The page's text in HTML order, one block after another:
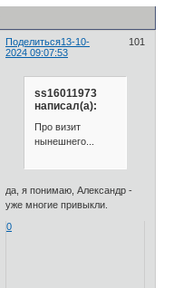
Поделиться 101
13-10-
2024 09:07:53
ss16011973
написал(а):
Про визит
нынешнего...
да, я понимаю, Александр -
уже многие привыкли.
0